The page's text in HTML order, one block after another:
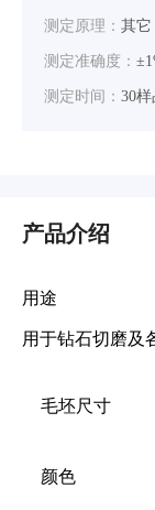
测定原理： 其它
测定准确度：
测定时间： 30
产品介绍
用途
用于钻石切磨及
毛坯尺寸
颜色